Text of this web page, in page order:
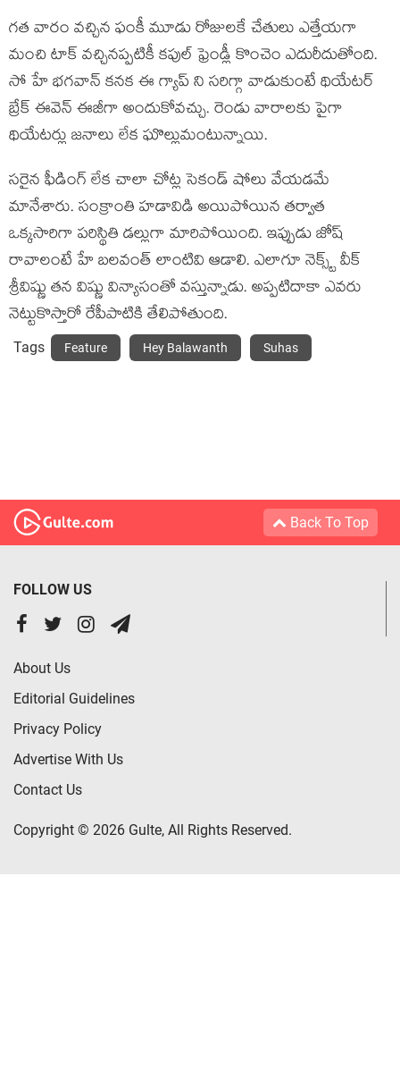
గత వారం వచ్చిన ఫంకీ మూడు రోజులకే చేతులు ఎత్తేయగా
మంచి టాక్ వచ్చినప్పటికీ కపుల్ ఫ్రెండ్లీ కొంచెం ఎదురీదుతోంది.
సో హే భగవాన్ కనక ఈ గ్యాప్ ని సరిగ్గా వాడుకుంటే థియేటర్
బ్రేక్ ఈవెన్ ఈజీగా అందుకోవచ్చు. రెండు వారాలకు పైగా
థియేటర్లు జనాలు లేక ఘొల్లుమంటున్నాయి.
సరైన ఫీడింగ్ లేక చాలా చోట్ల సెకండ్ షోలు వేయడమే
మానేశారు. సంక్రాంతి హడావిడి అయిపోయిన తర్వాత
ఒక్కసారిగా పరిస్థితి డల్లుగా మారిపోయింది. ఇప్పుడు జోష్
రావాలంటే హే బలవంత్ లాంటివి ఆడాలి. ఎలాగూ నెక్స్ట్ వీక్
శ్రీవిష్ణు తన విష్ణు విన్యాసంతో వస్తున్నాడు. అప్పటిదాకా ఎవరు
నెట్టుకొస్తారో రేపీపాటికి తేలిపోతుంది.
Tags Feature Hey Balawanth Suhas
Back To Top
FOLLOW US
About Us
Editorial Guidelines
Privacy Policy
Advertise With Us
Contact Us
Copyright © 2026 Gulte, All Rights Reserved.